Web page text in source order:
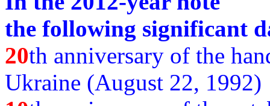
the following significant
20th anniversary of the
Ukraine (August 22, 1992)